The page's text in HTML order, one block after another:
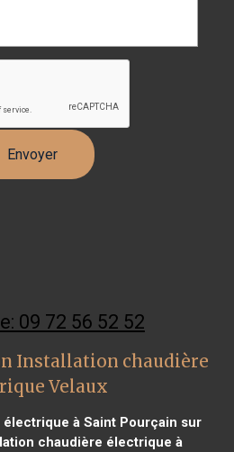
09 72 56 52 52
Installation chaudière
Velaux
à Saint Pourçain sur
chaudière électrique à